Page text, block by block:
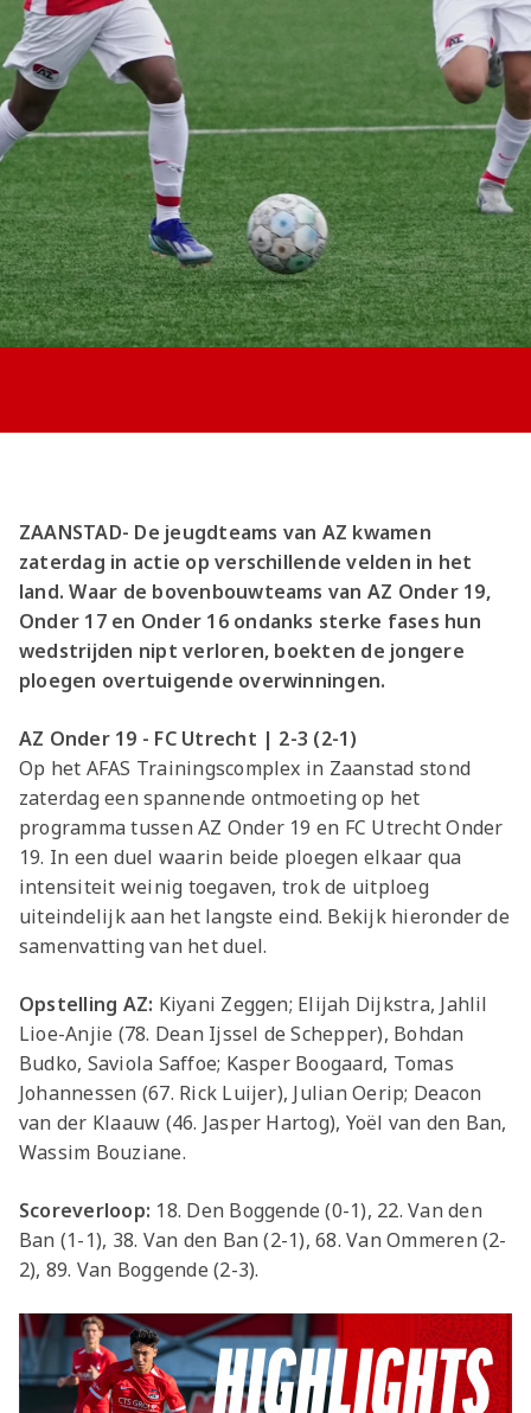
ZAANSTAD- De jeugdteams van AZ kwamen
zaterdag in actie op verschillende velden in het
land. Waar de bovenbouwteams van AZ Onder 19,
Onder 17 en Onder 16 ondanks sterke fases hun
wedstrijden nipt verloren, boekten de jongere
ploegen overtuigende overwinningen.
AZ Onder 19 - FC Utrecht | 2-3 (2-1)
Op het AFAS Trainingscomplex in Zaanstad stond
zaterdag een spannende ontmoeting op het
programma tussen AZ Onder 19 en FC Utrecht Onder
19. In een duel waarin beide ploegen elkaar qua
intensiteit weinig toegaven, trok de uitploeg
uiteindelijk aan het langste eind. Bekijk hieronder de
samenvatting van het duel.
Opstelling AZ: Kiyani Zeggen; Elijah Dijkstra, Jahlil
Lioe-Anjie (78. Dean Ijssel de Schepper), Bohdan
Budko, Saviola Saffoe; Kasper Boogaard, Tomas
Johannessen (67. Rick Luijer), Julian Oerip; Deacon
van der Klaauw (46. Jasper Hartog), Yoël van den Ban,
Wassim Bouziane.
Scoreverloop: 18. Den Boggende (0-1), 22. Van den
Ban (1-1), 38. Van den Ban (2-1), 68. Van Ommeren (2-
2), 89. Van Boggende (2-3).